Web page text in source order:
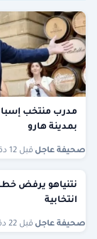
مدرب منتخب
بمدينة هارو
صحيفة عاجل قبل 12 دقيقة
نتنياهو يرفض
انتخابية
صحيفة عاجل قبل 22 دقيقة